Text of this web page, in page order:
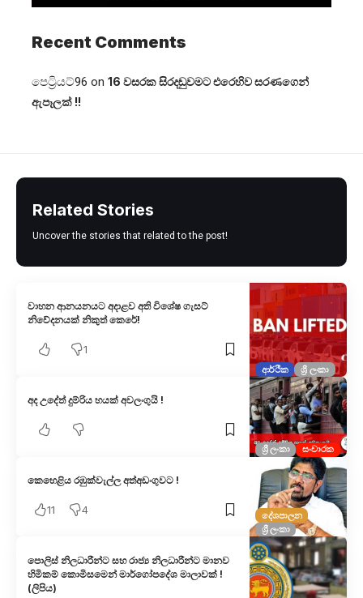
Recent Comments
පෙට්‍රියට්96 on 16 වසරක සිරදඬුවමට එරෙහිව සරණගෙන්
ඇපෑලක් !!
Related Stories
Uncover the stories that related to the post!
ආර්ථික ශ්‍රී ලංකා
වාහන ආනයනයට අදාළව අති විශේෂ ගැසට්
නිවේදනයක් නිකුත් කෙරේ!
1
ශ්‍රී ලංකා සංචාරක
අද උදේත් දුම්රිය හයක් අවලංගුයි !
දේශපාලන
ශ්‍රී ලංකා
කෙහෙළිය රඹුක්වැල්ල අත්අඩංගුවට !
11 4
පොලිස් නිලධාරීන්ට සහ රාජ්‍ය නිලධාරීන්ට මානව
හිමිකම් කොමිසමෙන් මාර්ගෝපදේශ මාලාවක් !
(ලිපිය)